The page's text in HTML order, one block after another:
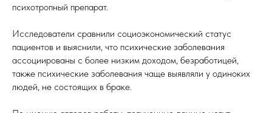
психотропный препарат.
Исследователи сравнили социоэкономический статус
пациентов и выяснили, что психические заболевания
ассоциированы с более низким доходом, безработицей,
также психические заболевания чаще выявляли у одиноких
людей, не состоящих в браке.